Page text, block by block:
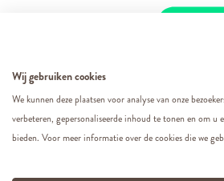
Copyright ©2026 - Cats&Dogs
e-commerce
Wij gebruiken cookies
We kunnen deze plaatsen voor analyse van onze
verbeteren, gepersonaliseerde inhoud te tonen en om u
bieden. Voor meer informatie over de cookies die we